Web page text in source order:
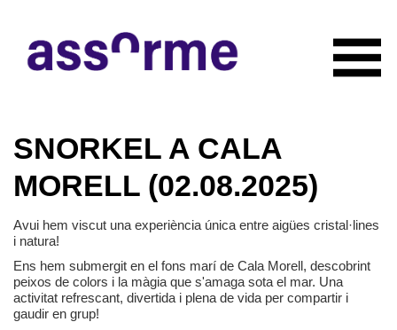
NOTICIAS
CONÓCENOS
Quiénes somos
Organigrama
Actividades
Documentación
COLABORADORES
RECURSOS
CONTACTO
HAZTE SOCIO
SNORKEL A CALA
MORELL (02.08.2025)
Avui hem viscut una experiència única entre aigües cristal·lines
i natura!
Ens hem submergit en el fons marí de Cala Morell, descobrint
peixos de colors i la màgia que s'amaga sota el mar. Una
activitat refrescant, divertida i plena de vida per compartir i
gaudir en grup!